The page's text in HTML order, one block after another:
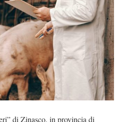
di Zinasco, in provincia di